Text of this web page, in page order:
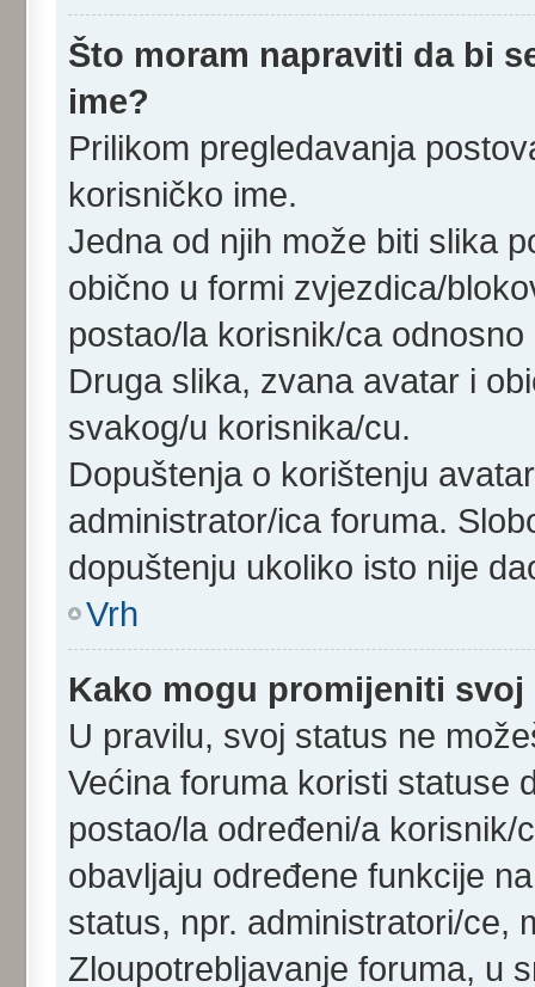
Što moram napraviti da bi
ime?
Prilikom pregledavanja
korisničko ime.
Jedna od njih može biti slika
obično u formi zvjezdica/
postao/la korisnik/ca
Druga slika, zvana avatar i
svakog/u korisnika/cu.
Dopuštenja o korištenju
administrator/ica foruma.
dopuštenju ukoliko isto nije
Vrh
Kako mogu promijeniti svoj
U pravilu, svoj status ne
Većina foruma koristi statuse
postao/la određeni/a
obavljaju određene funkcije
status, npr. administratori/ce,
Zloupotrebljavanje foruma, u